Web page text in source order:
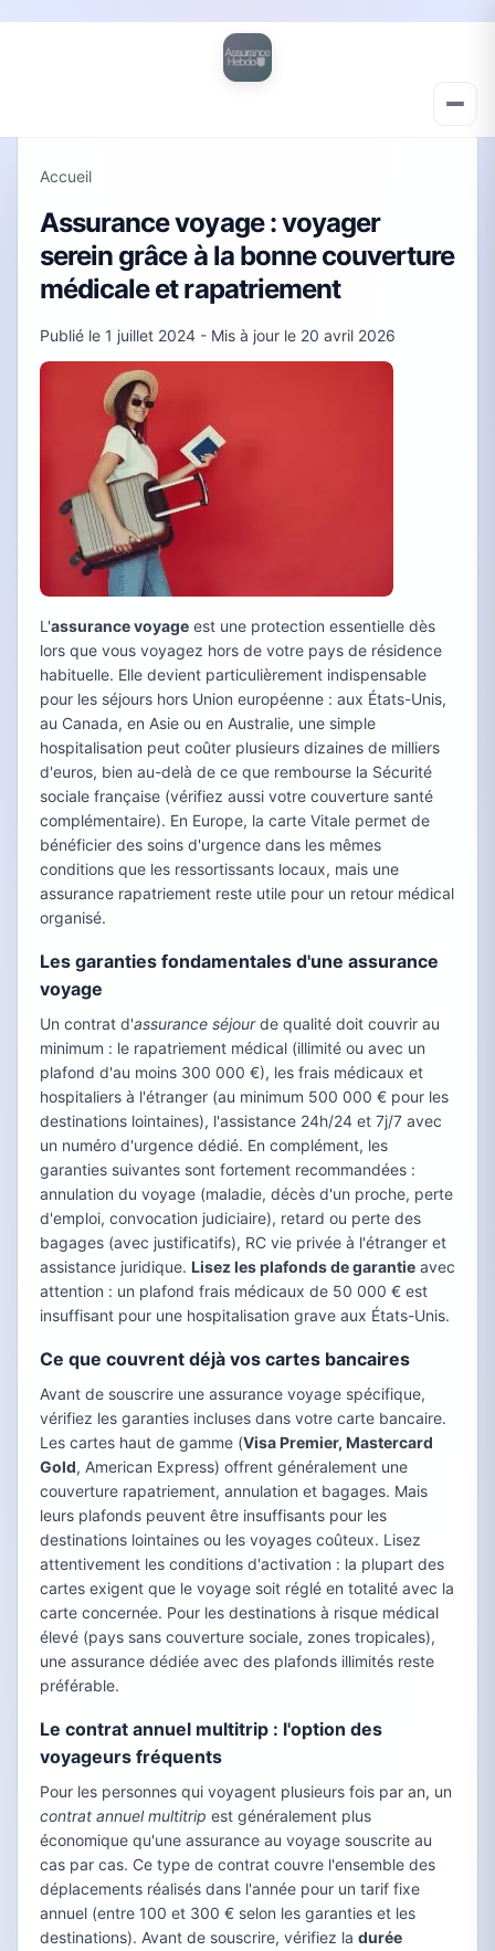
Accueil
Assurance voyage : voyager
serein grâce à la bonne couverture
médicale et rapatriement
Publié le 1 juillet 2024 - Mis à jour le 20 avril 2026
L'assurance voyage est une protection essentielle dès
lors que vous voyagez hors de votre pays de résidence
habituelle. Elle devient particulièrement indispensable
pour les séjours hors Union européenne : aux États-Unis,
au Canada, en Asie ou en Australie, une simple
hospitalisation peut coûter plusieurs dizaines de milliers
d'euros, bien au-delà de ce que rembourse la Sécurité
sociale française (vérifiez aussi votre couverture santé
complémentaire). En Europe, la carte Vitale permet de
bénéficier des soins d'urgence dans les mêmes
conditions que les ressortissants locaux, mais une
assurance rapatriement reste utile pour un retour médical
organisé.
Les garanties fondamentales d'une assurance
voyage
Un contrat d'assurance séjourde qualité doit couvrir au
minimum : le rapatriement médical (illimité ou avec un
plafond d'au moins 300 000 €), les frais médicaux et
hospitaliers à l'étranger (au minimum 500 000 € pour les
destinations lointaines), l'assistance 24h/24 et 7j/7 avec
un numéro d'urgence dédié. En complément, les
garanties suivantes sont fortement recommandées :
annulation du voyage (maladie, décès d'un proche, perte
d'emploi, convocation judiciaire), retard ou perte des
bagages (avec justificatifs), RC vie privée à l'étranger et
assistance juridique. Lisez les plafonds de garantie avec
attention : un plafond frais médicaux de 50 000 € est
insuffisant pour une hospitalisation grave aux États-Unis.
Ce que couvrent déjà vos cartes bancaires
Avant de souscrire une assurance voyage spécifique,
vérifiez les garanties incluses dans votre carte bancaire.
Les cartes haut de gamme (Visa Premier, Mastercard
Gold, American Express) offrent généralement une
couverture rapatriement, annulation et bagages. Mais
leurs plafonds peuvent être insuffisants pour les
destinations lointaines ou les voyages coûteux. Lisez
attentivement les conditions d'activation : la plupart des
cartes exigent que le voyage soit réglé en totalité avec la
carte concernée. Pour les destinations à risque médical
élevé (pays sans couverture sociale, zones tropicales),
une assurance dédiée avec des plafonds illimités reste
préférable.
Le contrat annuel multitrip : l'option des
voyageurs fréquents
Pour les personnes qui voyagent plusieurs fois par an, un
contrat annuel multitrip est généralement plus
économique qu'une assurance au voyage souscrite au
cas par cas. Ce type de contrat couvre l'ensemble des
déplacements réalisés dans l'année pour un tarif fixe
annuel (entre 100 et 300 € selon les garanties et les
destinations). Avant de souscrire, vérifiez la durée